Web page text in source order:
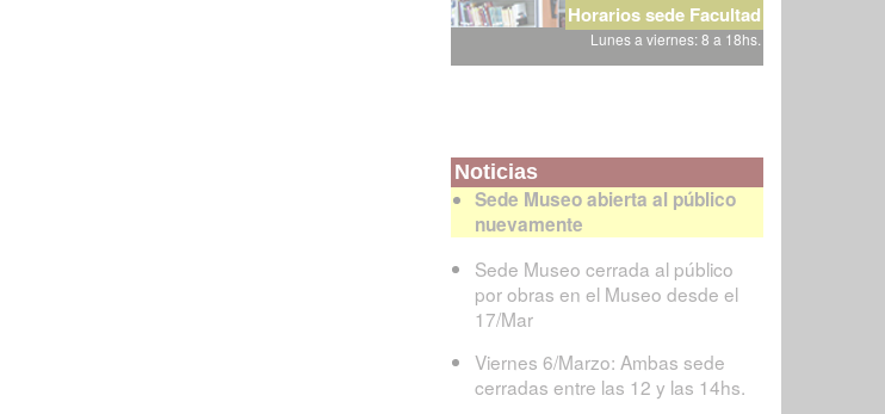
Horarios sede Facultad
Lunes a viernes: 8 a 18hs.
Noticias
Sede Museo abierta al público
nuevamente
Sede Museo cerrada al público
por obras en el Museo desde el
17/Mar
Viernes 6/Marzo: Ambas sede
cerradas entre las 12 y las 14hs.